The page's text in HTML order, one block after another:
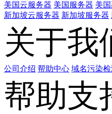
美国云服务器 美国服务器 美
新加坡云服务器 新加坡服务器
关于我
公司介绍 帮助中心 域名污染检
帮助支